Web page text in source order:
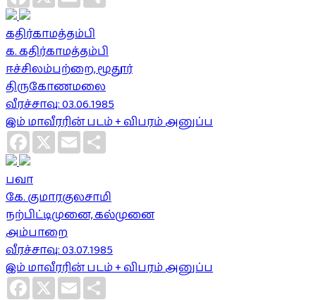
கதிர்காமத்தம்பி
க. கதிர்காமத்தம்பி
ஈச்சிலம்பற்றை, மூதூர்
திருகோணமலை
வீரச்சாவு: 03.06.1985
இம் மாவீரரின் படம் + விபரம் அனுப்ப
Facebook
X Email
பவா
கே. குமாரகுலசாமி
நற்பிட்டிமுனை, கல்முனை
அம்பாறை
வீரச்சாவு: 03.07.1985
இம் மாவீரரின் படம் + விபரம் அனுப்ப
Facebook
X Email